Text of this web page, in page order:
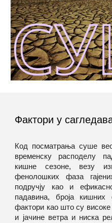
Фактори у
Код посматрања суше
временску расподелу
кишне сезоне, везу
фенолошких фаза
подручју као и
падавина, броја кишних
фактори као што су
и јачине ветра и ниска